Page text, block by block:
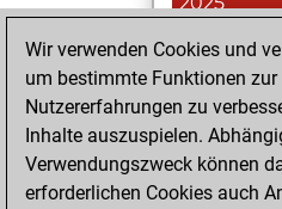
You
achieved a
of 1581
Wir verwenden Cookies und
um bestimmte Funktionen
Nutzererfahrungen zu
Inhalte auszuspielen.
Verwendungszweck können
erforderlichen Cookies auch